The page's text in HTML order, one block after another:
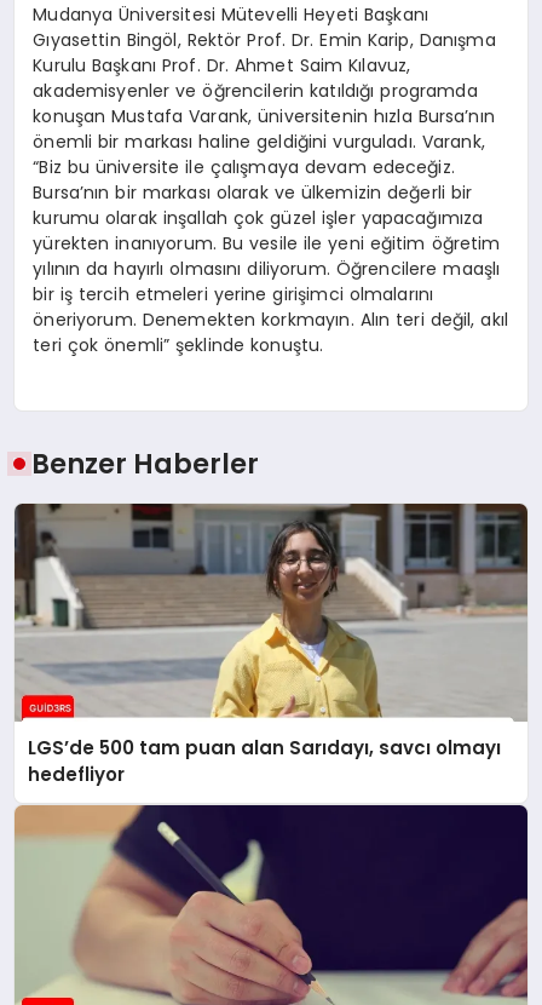
Mudanya Üniversitesi Mütevelli Heyeti Başkanı
Gıyasettin Bingöl, Rektör Prof. Dr. Emin Karip, Danışma
Kurulu Başkanı Prof. Dr. Ahmet Saim Kılavuz,
akademisyenler ve öğrencilerin katıldığı programda
konuşan Mustafa Varank, üniversitenin hızla Bursa’nın
önemli bir markası haline geldiğini vurguladı. Varank,
“Biz bu üniversite ile çalışmaya devam edeceğiz.
Bursa’nın bir markası olarak ve ülkemizin değerli bir
kurumu olarak inşallah çok güzel işler yapacağımıza
yürekten inanıyorum. Bu vesile ile yeni eğitim öğretim
yılının da hayırlı olmasını diliyorum. Öğrencilere maaşlı
bir iş tercih etmeleri yerine girişimci olmalarını
öneriyorum. Denemekten korkmayın. Alın teri değil, akıl
teri çok önemli” şeklinde konuştu.
Benzer Haberler
LGS’de 500 tam puan alan Sarıdayı, savcı olmayı
hedefliyor